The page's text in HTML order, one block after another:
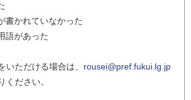
書かれていなかった
語があった
いただける場合は、 rousei@pref.fukui.lg.jp
ください。